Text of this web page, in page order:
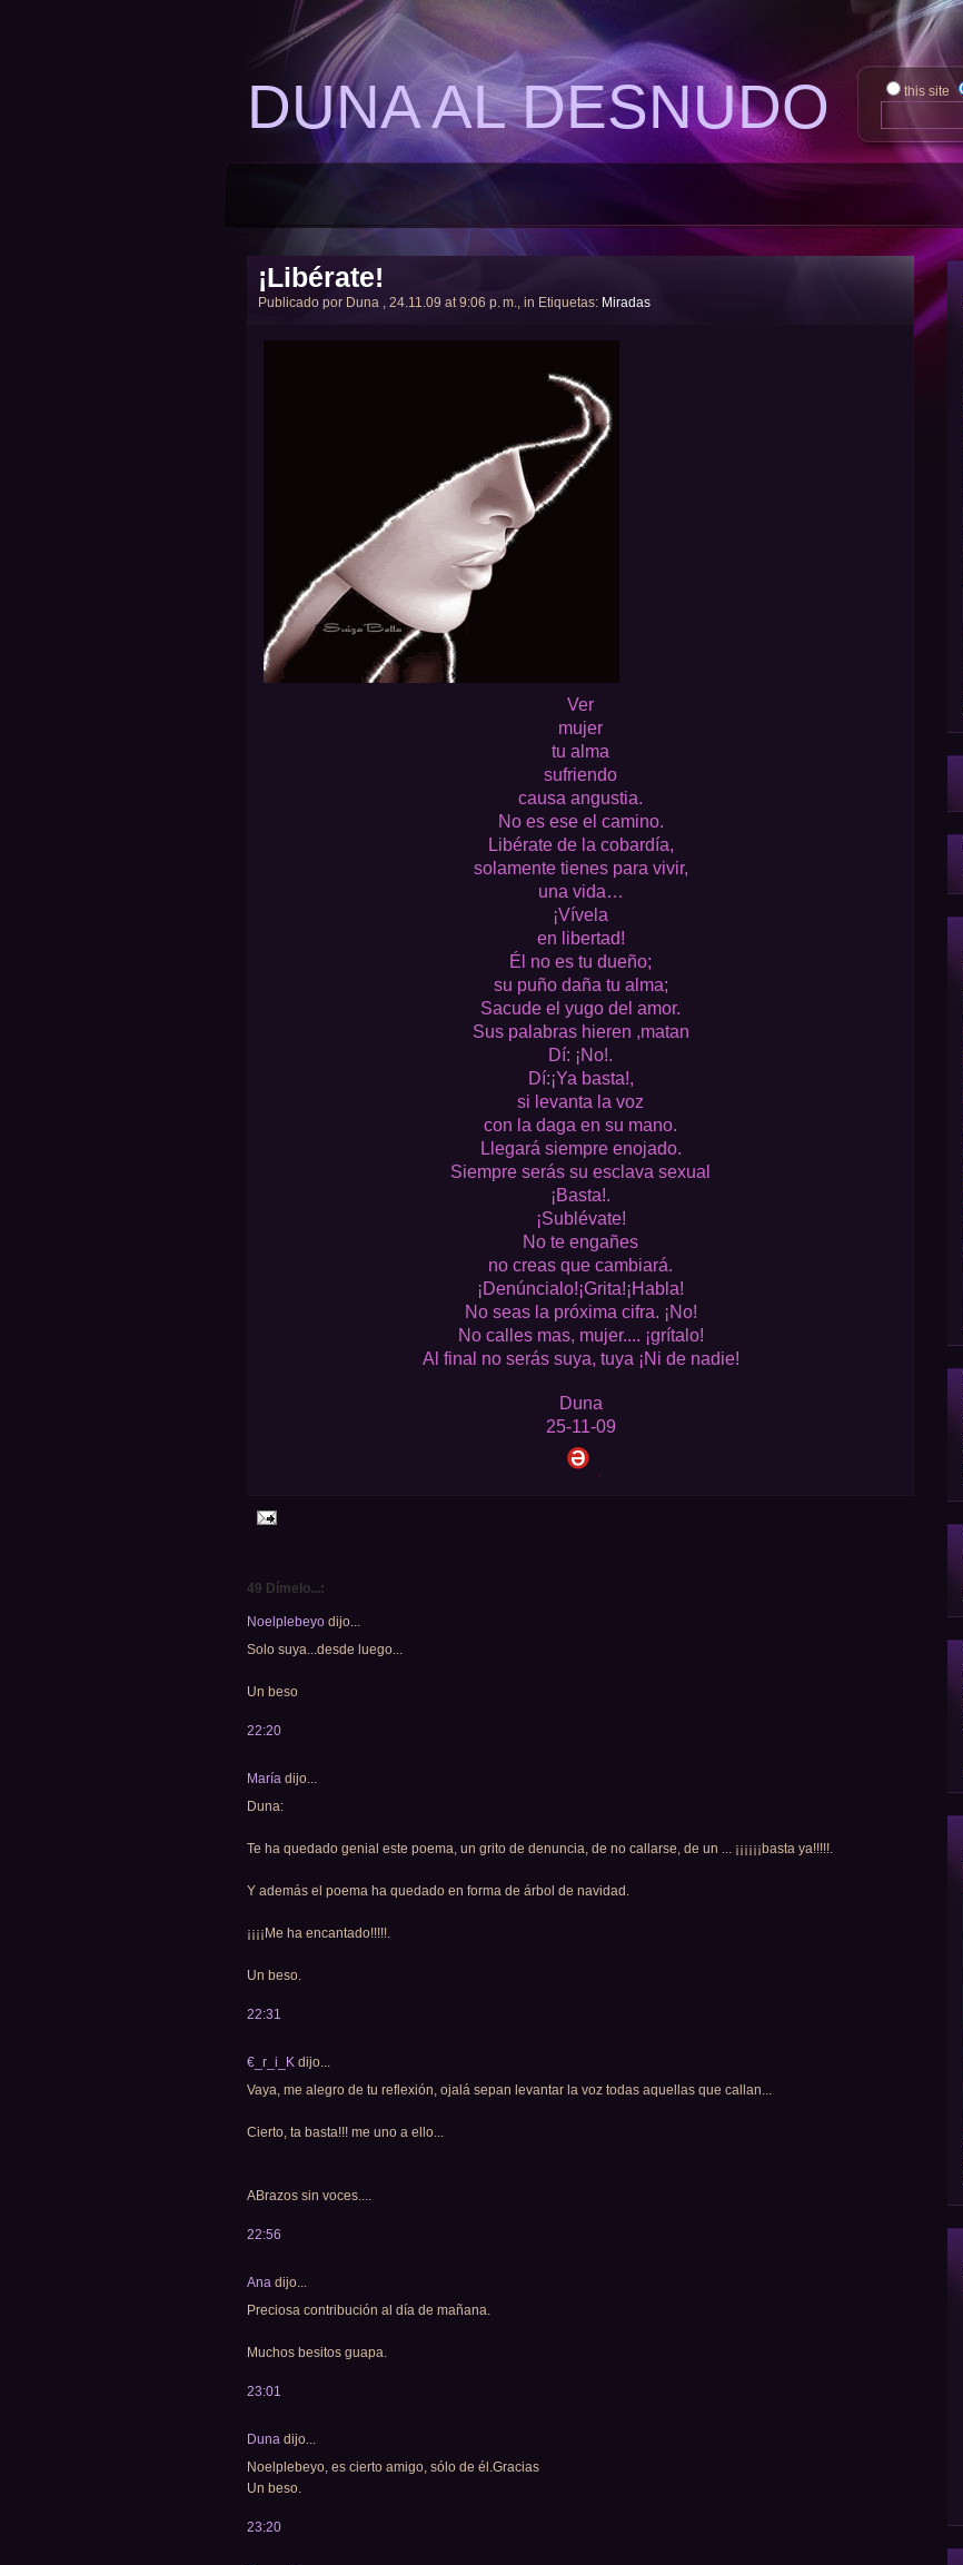
DUNA AL DESNUDO this site
¡Libérate!
Publicado por Duna , 24.11.09 at 9:06 p. m., in Etiquetas: Miradas
Ver
mujer
tu alma
sufriendo
causa angustia.
No es ese el camino.
Libérate de la cobardía,
solamente tienes para vivir,
una vida…
¡Vívela
en libertad!
Él no es tu dueño;
su puño daña tu alma;
Sacude el yugo del amor.
Sus palabras hieren ,matan
Dí: ¡No!.
Dí:¡Ya basta!,
si levanta la voz
con la daga en su mano.
Llegará siempre enojado.
Siempre serás su esclava sexual
¡Basta!.
¡Sublévate!
No te engañes
no creas que cambiará.
¡Denúncialo!¡Grita!¡Habla!
No seas la próxima cifra. ¡No!
No calles mas, mujer.... ¡grítalo!
Al final no serás suya, tuya ¡Ni de nadie!
Duna
25-11-09
.
49 Dímelo...:
Noelplebeyo dijo...
Solo suya...desde luego...
Un beso
22:20
María dijo...
Duna:
Te ha quedado genial este poema, un grito de denuncia, de no callarse, de un ... ¡¡¡¡¡¡basta ya!!!!!.
Y además el poema ha quedado en forma de árbol de navidad.
¡¡¡¡Me ha encantado!!!!!.
Un beso.
22:31
€_r_i_K dijo...
Vaya, me alegro de tu reflexión, ojalá sepan levantar la voz todas aquellas que callan...
Cierto, ta basta!!! me uno a ello...
ABrazos sin voces....
22:56
Ana dijo...
Preciosa contribución al día de mañana.
Muchos besitos guapa.
23:01
Duna dijo...
Noelplebeyo, es cierto amigo, sólo de él.Gracias
Un beso.
23:20